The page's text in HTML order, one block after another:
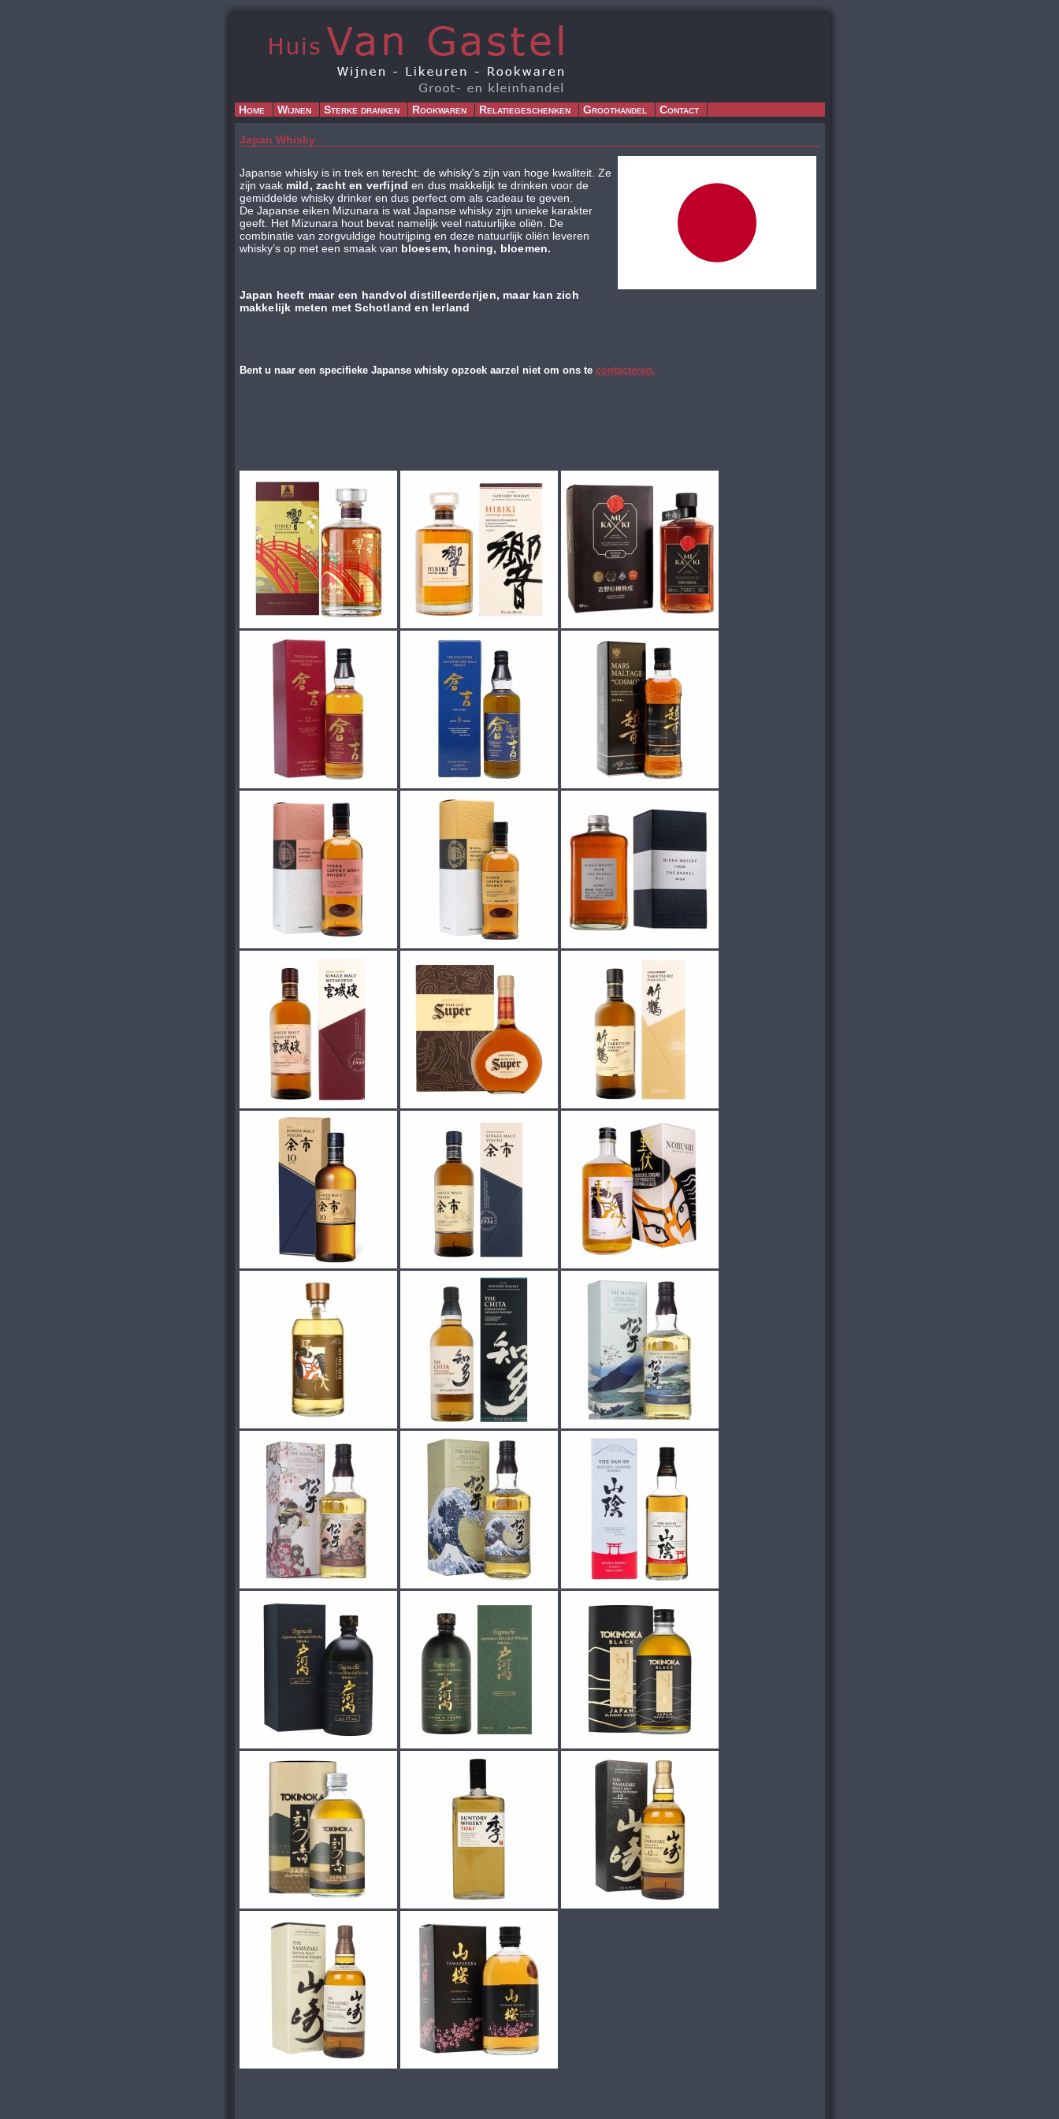
Japan Whisky
Japanse whisky is in trek en terecht: de whisky's zijn van hoge kwaliteit. Ze
zijn vaakmild, zacht en verfijnd en dus makkelijk te drinken voor de
gemiddelde whisky drinker en dus perfect om als cadeau te geven.
De Japanse eiken Mizunara is wat Japanse whisky zijn unieke karakter
geeft. Het Mizunara hout bevat namelijk veel natuurlijke oliën. De
combinatie van zorgvuldige houtrijping en deze natuurlijk oliën leveren
whisky’s op met een smaak van bloesem, honing, bloemen.
Japan heeft maar een handvol distilleerderijen, maar kan zich
makkelijk meten met Schotland en Ierland
Bent u naar een specifieke Japanse whisky opzoek aarzel niet om ons te contacteren.
Home Wijnen Sterke dranken Rookwaren Relatiegeschenken Groothandel Contact